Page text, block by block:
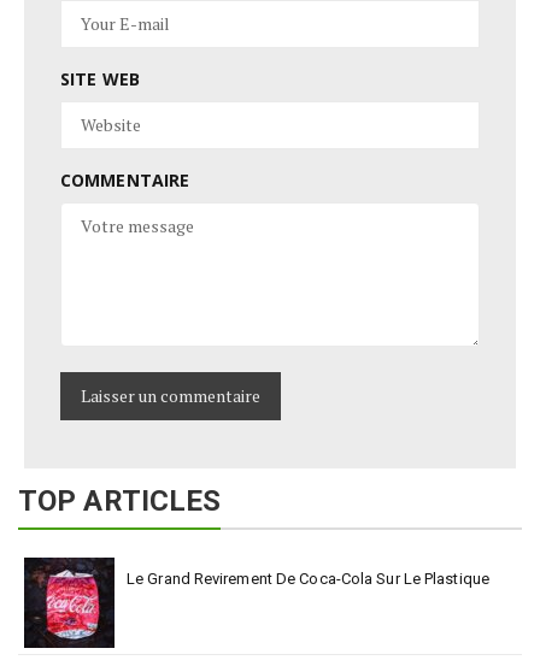
SITE WEB
COMMENTAIRE
TOP ARTICLES
Le Grand Revirement De Coca-Cola Sur Le Plastique